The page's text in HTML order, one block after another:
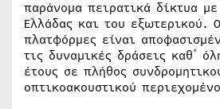
παράνομα πειρατικά δίκτυα
Ελλάδας και του εξωτερικού.
πλατφόρμες είναι
τις δυναμικές δράσεις καθ΄
έτους σε πλήθος
οπτικοακουστικού